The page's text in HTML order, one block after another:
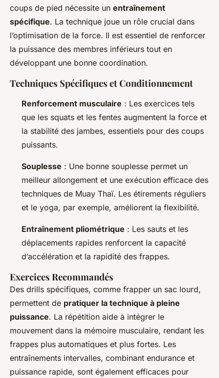
coups de pied nécessite un entraînement
spécifique. La technique joue un rôle crucial dans
l’optimisation de la force. Il est essentiel de renforcer
la puissance des membres inférieurs tout en
développant une bonne coordination.
Techniques Spécifiques et Conditionnement
Renforcement musculaire : Les exercices tels
que les squats et les fentes augmentent la force et
la stabilité des jambes, essentiels pour des coups
puissants.
Souplesse : Une bonne souplesse permet un
meilleur allongement et une exécution efficace des
techniques de Muay Thaï. Les étirements réguliers
et le yoga, par exemple, améliorent la flexibilité.
Entraînement pliométrique : Les sauts et les
déplacements rapides renforcent la capacité
d’accélération et la rapidité des frappes.
Exercices Recommandés
Des drills spécifiques, comme frapper un sac lourd,
permettent de pratiquer la technique à pleine
puissance. La répétition aide à intégrer le
mouvement dans la mémoire musculaire, rendant les
frappes plus automatiques et plus fortes. Les
entraînements intervalles, combinant endurance et
puissance rapide, sont également efficaces pour